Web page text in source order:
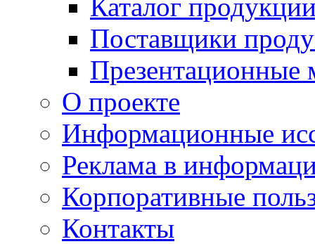
Каталог
Поставщики
Презентационные
О проекте
Информационные
Реклама в
Корпоративные
Контакты